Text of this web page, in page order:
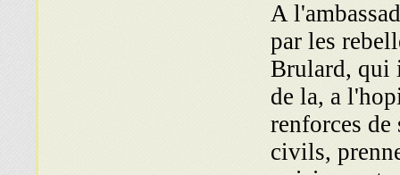
A
par les
Brulard, qui
de la, a
renforces de
civils,